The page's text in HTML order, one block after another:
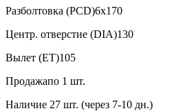
Разболтовка (PCD)6x170
Центр. отверстие (DIA)130
Вылет (ET)105
Продажапо 1 шт.
Наличие 27 шт. (через 7-10 дн.)